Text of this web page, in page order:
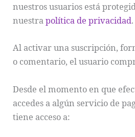
nuestros usuarios está
nuestrapolítica de privacidad.
Al activar una suscripción,
o comentario, el usuario
Desde el momento en que
accedes a algún servicio de
tiene acceso a: